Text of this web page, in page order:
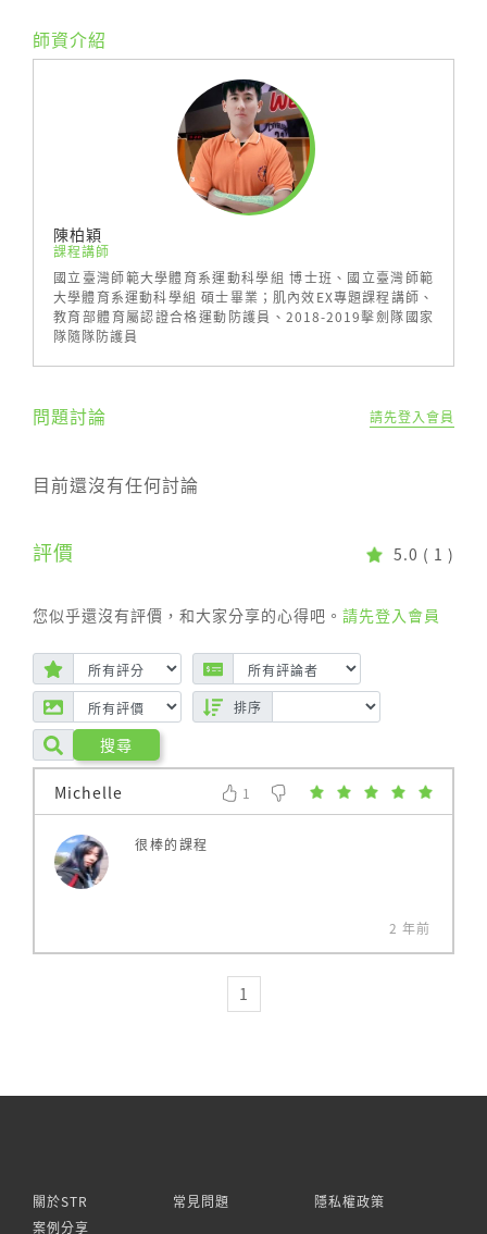
*了解路跑運動常見的運動傷害
*完整解析貼紮部位的肌肉解剖學
*貼內效貼紮技巧示範
此課程適合那些人：
*從事路跑活動有運動傷害的人
*運動教練
*運動愛好者
*運動相關科系學生
一、股四頭肌肌腱炎
股四頭肌肌腱加壓；(4) 仿照髕骨加壓帶(利用疼痛
二、髂脛束摩擦症候群
貼紮方法 : (1) 髂脛束及闊筋膜張肌抑制；(2) 股骨
外髁疼痛加壓
三、脛前肌肌腱炎
貼紮方法：脛前肌抑制，疼痛加壓
四、脛後肌無力
五、腓骨長短肌肌腱炎
貼紮方法：(1) 腓骨長短肌抑制；(2) 支持帶穩定
貼紮方法：(1) 腓腸肌促進；(2) 疼痛點加壓
八、足底筋膜炎
師資介紹
陳柏穎
課程講師
國立臺灣師範大學體育系運動科學組 博士班、國立臺灣師範
大學體育系運動科學組 碩士畢業；肌內效EX專題課程講師、
教育部體育屬認證合格運動防護員、2018-2019擊劍隊國家
隊隨隊防護員
問題討論 請先登入會員
目前還沒有任何討論
評價 5.0 ( 1 )
您似乎還沒有評價，和大家分享的心得吧。 請先登入會員
排序
搜尋
Michelle
1
0
很棒的課程
2 年前
1
關於STR 常見問題
隱私權政策
案例分享